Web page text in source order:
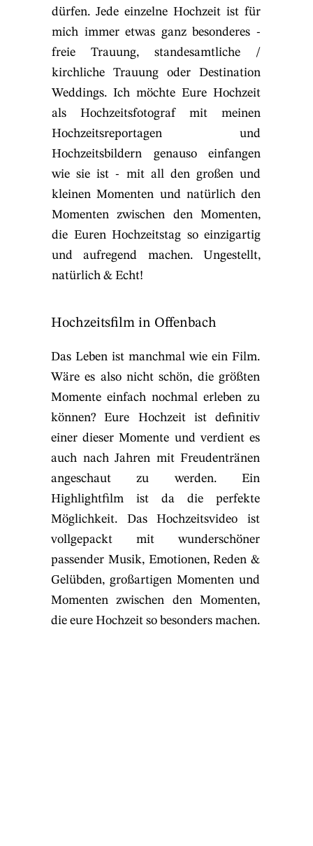
dürfen. Jede einzelne Hochzeit ist für
mich immer etwas ganz besonderes -
freie Trauung, standesamtliche /
kirchliche Trauung oder Destination
Weddings. Ich möchte Eure Hochzeit
als Hochzeitsfotograf mit meinen
Hochzeitsreportagen und
Hochzeitsbildern genauso einfangen
wie sie ist - mit all den großen und
kleinen Momenten und natürlich den
Momenten zwischen den Momenten,
die Euren Hochzeitstag so einzigartig
und aufregend machen. Ungestellt,
natürlich & Echt!
Hochzeitsfilm in Offenbach
Das Leben ist manchmal wie ein Film.
Wäre es also nicht schön, die größten
Momente einfach nochmal erleben zu
können? Eure Hochzeit ist definitiv
einer dieser Momente und verdient es
auch nach Jahren mit Freudentränen
angeschaut zu werden. Ein
Highlightfilm ist da die perfekte
Möglichkeit. Das Hochzeitsvideo ist
vollgepackt mit wunderschöner
passender Musik, Emotionen, Reden &
Gelübden, großartigen Momenten und
Momenten zwischen den Momenten,
die eure Hochzeit so besonders machen.